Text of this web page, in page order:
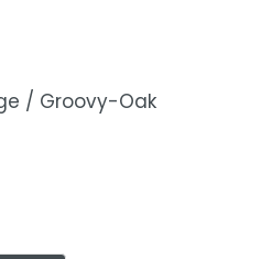
/ Groovy-Oak